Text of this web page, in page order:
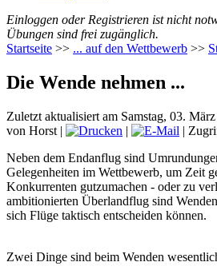
Einloggen oder Registrieren ist nicht
Übungen sind frei zugänglich.
Startseite >> ... auf den Wettbewerb >>
Die Wende nehmen ...
Zuletzt aktualisiert am Samstag, 03.
von Horst | |
|
Neben dem Endanflug sind
Gelegenheiten im Wettbewerb, um Zeit
Konkurrenten gutzumachen - oder zu
ambitionierten Überlandflug sind
sich Flüge taktisch entscheiden können.
Zwei Dinge sind beim Wenden